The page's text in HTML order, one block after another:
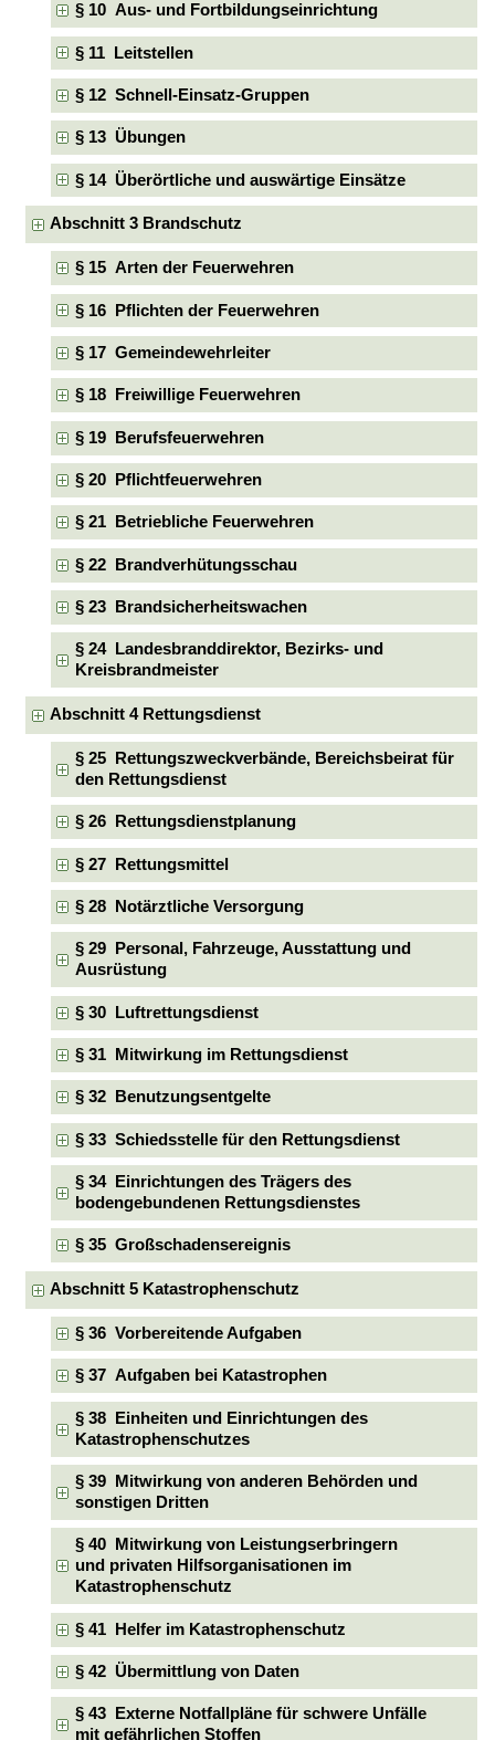
§ 10 Aus- und Fortbildungseinrichtung
§ 11 Leitstellen
§ 12 Schnell-Einsatz-Gruppen
§ 13 Übungen
§ 14 Überörtliche und auswärtige Einsätze
Abschnitt 3 Brandschutz
§ 15 Arten der Feuerwehren
§ 16 Pflichten der Feuerwehren
§ 17 Gemeindewehrleiter
§ 18 Freiwillige Feuerwehren
§ 19 Berufsfeuerwehren
§ 20 Pflichtfeuerwehren
§ 21 Betriebliche Feuerwehren
§ 22 Brandverhütungsschau
§ 23 Brandsicherheitswachen
§ 24 Landesbranddirektor, Bezirks- und
Kreisbrandmeister
Abschnitt 4 Rettungsdienst
§ 25 Rettungszweckverbände, Bereichsbeirat für
den Rettungsdienst
§ 26 Rettungsdienstplanung
§ 27 Rettungsmittel
§ 28 Notärztliche Versorgung
§ 29 Personal, Fahrzeuge, Ausstattung und
Ausrüstung
§ 30 Luftrettungsdienst
§ 31 Mitwirkung im Rettungsdienst
§ 32 Benutzungsentgelte
§ 33 Schiedsstelle für den Rettungsdienst
§ 34 Einrichtungen des Trägers des
bodengebundenen Rettungsdienstes
§ 35 Großschadensereignis
Abschnitt 5 Katastrophenschutz
§ 36 Vorbereitende Aufgaben
§ 37 Aufgaben bei Katastrophen
§ 38 Einheiten und Einrichtungen des
Katastrophenschutzes
§ 39 Mitwirkung von anderen Behörden und
sonstigen Dritten
§ 40 Mitwirkung von Leistungserbringern
und privaten Hilfsorganisationen im
Katastrophenschutz
§ 41 Helfer im Katastrophenschutz
§ 42 Übermittlung von Daten
§ 43 Externe Notfallpläne für schwere Unfälle
mit gefährlichen Stoffen